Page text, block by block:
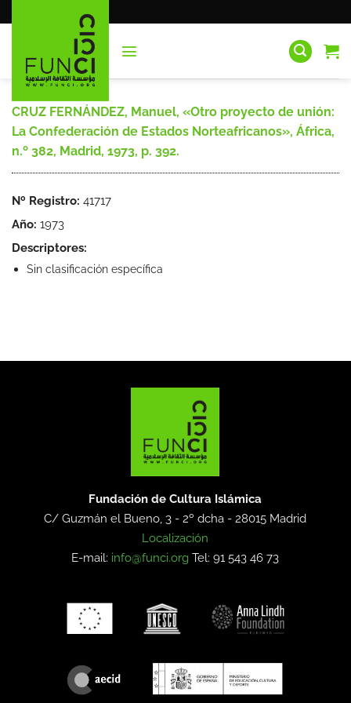
al
CRUZ FERNÁNDEZ, Manuel, «Otro proyecto de unión:
La Confederación de Estados Norteafricanos», África,
n.º 382, Madrid, 1973, p. 392.
Nº Registro: 41717
Año: 1973
Descriptores:
Sin clasificación específica
Fundación de Cultura Islámica
C/ Guzmán el Bueno, 3 - 2º dcha -28015 Madrid
Localización
E-mail: info@funci.org Tel: 91 543 46 73